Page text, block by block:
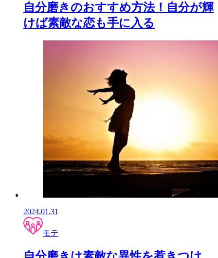
自分磨きのおすすめ方法！自分が輝
けば素敵な恋も手に入る
2024.01.31
モテ